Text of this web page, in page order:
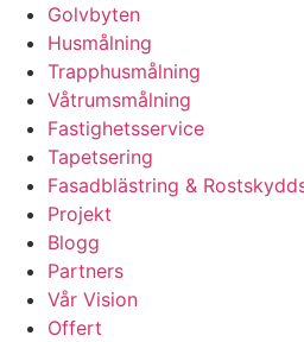
Golvbyten
Husmålning
Trapphusmålning
Våtrumsmålning
Fastighetsservice
Tapetsering
Fasadblästring &
Projekt
Blogg
Partners
Vår Vision
Offert